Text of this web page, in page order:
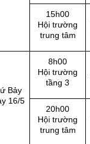
15h00
Hội trường
trung tâm
Bảy
16/5
8h00
Hội trường
tầng 3
20h00
Hội trường
trung tâm